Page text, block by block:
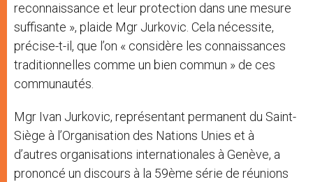
reconnaissance et leur protection dans une mesure
suffisante », plaide Mgr Jurkovic. Cela nécessite,
précise-t-il, que l’on « considère les connaissances
traditionnelles comme un bien commun » de ces
communautés.
Mgr Ivan Jurkovic, représentant permanent du Saint-
Siège à l’Organisation des Nations Unies et à
d’autres organisations internationales à Genève, a
prononcé un discours à la 59ème série de réunions